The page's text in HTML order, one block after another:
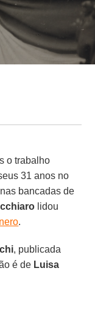
o trabalho
31 anos no
bancadas de
lidou
.
, publicada
é de Luisa